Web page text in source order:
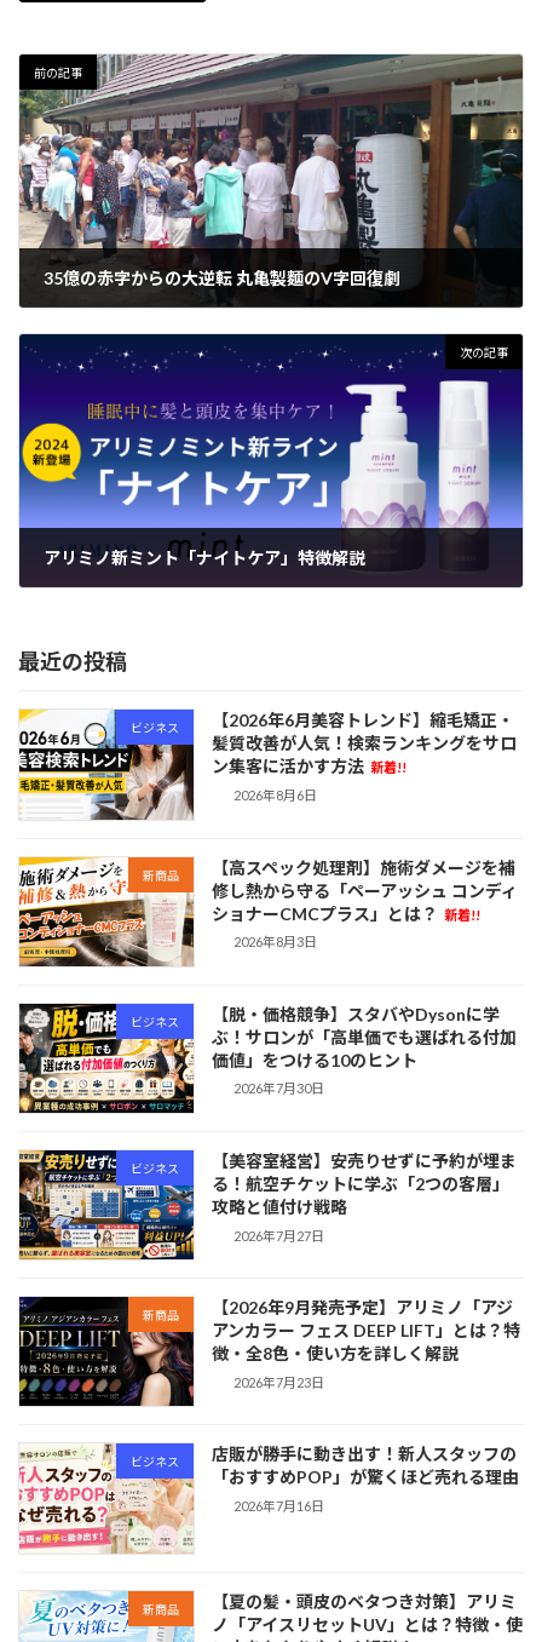
前の記事
35億の赤字からの大逆転 丸亀製麵のV字回復劇
次の記事
アリミノ新ミント「ナイトケア」特徴解説
最近の投稿
ビジネス
【2026年6月美容トレンド】縮毛矯正・
髪質改善が人気！検索ランキングをサロ
ン集客に活かす方法 新着!!
2026年8月6日
新商品
【高スペック処理剤】施術ダメージを補
修し熱から守る「ペーアッシュ コンディ
ショナーCMCプラス」とは？
新着!!
2026年8月3日
ビジネス
【脱・価格競争】スタバやDysonに学
ぶ！サロンが「高単価でも選ばれる付加
価値」をつける10のヒント
2026年7月30日
ビジネス
【美容室経営】安売りせずに予約が埋ま
る！航空チケットに学ぶ「2つの客層」
攻略と値付け戦略
2026年7月27日
新商品
【2026年9月発売予定】アリミノ「アジ
アンカラー フェス DEEP LIFT」とは？特
徴・全8色・使い方を詳しく解説
2026年7月23日
ビジネス
店販が勝手に動き出す！新人スタッフの
「おすすめPOP」が驚くほど売れる理由
2026年7月16日
新商品
【夏の髪・頭皮のベタつき対策】アリミ
ノ「アイスリセットUV」とは？特徴・使